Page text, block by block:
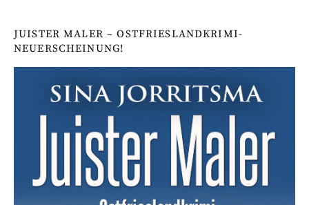
JUISTER MALER – OSTFRIESLANDKRIMI-
NEUERSCHEINUNG!